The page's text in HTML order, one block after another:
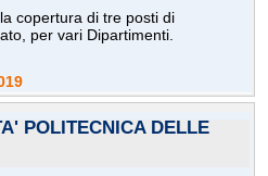
copertura di tre posti di
per vari Dipartimenti.
POLITECNICA DELLE